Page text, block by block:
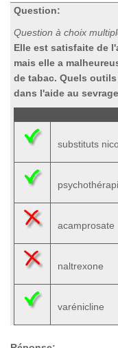
Question:
Question à choix
Elle est satisfaite de
mais elle a
de tabac. Quels
dans l'aide au
substituts
acamprosate
naltrexone
varénicline